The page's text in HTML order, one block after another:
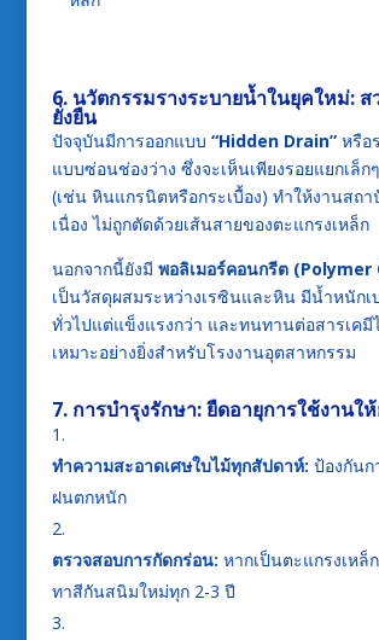
6. นวัตกรรมรางระบายน้ำในยุคใหม่: ส
ยั่งยืน
ปัจจุบันมีการออกแบบ “Hidden Drain”หรือ
แบบซ่อนช่องว่าง ซึ่งจะเห็นเพียงรอยแยกเล็
(เช่น หินแกรนิตหรือกระเบื้อง) ทำให้งานสถ
เนื่อง ไม่ถูกตัดด้วยเส้นสายของตะแกรงเหล็ก
นอกจากนี้ยังมี พอลิเมอร์คอนกรีต
เป็นวัสดุผสมระหว่างเรซินและหิน มีน้ำหนักเ
ทั่วไปแต่แข็งแรงกว่า และทนทานต่อสารเคมี
เหมาะอย่างยิ่งสำหรับโรงงานอุตสาหกรรม
7. การบำรุงรักษา: ยืดอายุการใช้งานใ
ทำความสะอาดเศษใบไม้ทุกสัปดาห์: ป้องกัน
ฝนตกหนัก
ตรวจสอบการกัดกร่อน: หากเป็นตะแกรงเหล็
ทาสีกันสนิมใหม่ทุก 2-3 ปี